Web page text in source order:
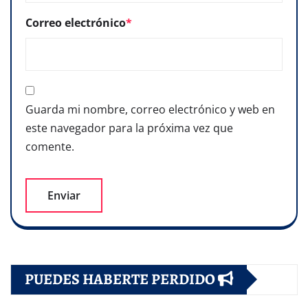
Correo electrónico*
Guarda mi nombre, correo electrónico y web en
este navegador para la próxima vez que
comente.
PUEDES HABERTE PERDIDO